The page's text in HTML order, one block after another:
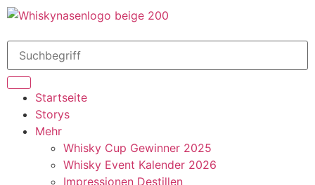
Startseite
Storys
Mehr
Whisky Cup Gewinner 2025
Whisky Event Kalender 2026
Impressionen Destillen